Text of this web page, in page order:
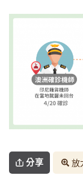
分享 放